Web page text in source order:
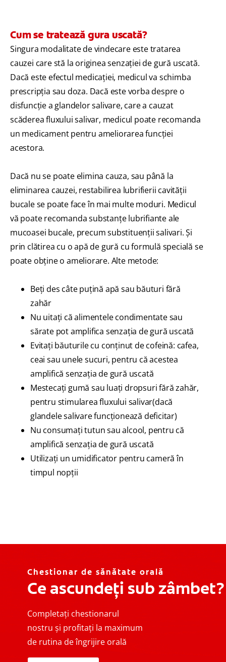
Cum se tratează gura uscată?
Singura modalitate de vindecare este tratarea
cauzei care stă la originea senzaţiei de gură uscată.
Dacă este efectul medicaţiei, medicul va schimba
prescripţia sau doza. Dacă este vorba despre o
disfuncţie a glandelor salivare, care a cauzat
scăderea fluxului salivar, medicul poate recomanda
un medicament pentru ameliorarea funcţiei
acestora.
Dacă nu se poate elimina cauza, sau până la
eliminarea cauzei, restabilirea lubrifierii cavităţii
bucale se poate face în mai multe moduri. Medicul
vă poate recomanda substanţe lubrifiante ale
mucoasei bucale, precum substituenţii salivari. Şi
prin clătirea cu o apă de gură cu formulă specială se
poate obţine o ameliorare. Alte metode:
Beţi des câte puţină apă sau băuturi fără
zahăr
Nu uitaţi că alimentele condimentate sau
sărate pot amplifica senzaţia de gură uscată
Evitaţi băuturile cu conţinut de cofeină: cafea,
ceai sau unele sucuri, pentru că acestea
amplifică senzaţia de gură uscată
Mestecaţi gumă sau luaţi dropsuri fără zahăr,
pentru stimularea fluxului salivar(dacă
glandele salivare funcţionează deficitar)
Nu consumaţi tutun sau alcool, pentru că
amplifică senzaţia de gură uscată
Utilizaţi un umidificator pentru cameră în
timpul nopţii
Chestionar de sănătate orală
Ce ascundeți sub zâmbet?
Completați chestionarul
nostru și profitați la maximum
de rutina de îngrijire orală